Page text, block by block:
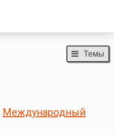
Темы
Международный